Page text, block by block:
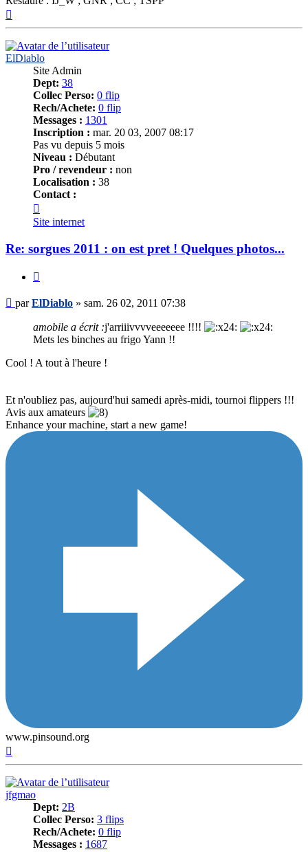
ElDiablo
Site Admin
Dept: 38
Collec Perso: 0 flip
Rech/Achete: 0 flip
Messages : 1301
Inscription : mar. 20 03, 2007 08:17
Pas vu depuis 5 mois
Niveau : Débutant
Pro / revendeur : non
Localisation : 38
Contact :
ElDiablo
Site internet
Re: sorgues 2011 : on est pret ! Quelques photos...
Message
parElDiablo » sam. 26 02, 2011 07:38
amobile a écrit :j'arriiivvvveeeeeee !!!!
Mets les binches au frigo Yann !!
Cool ! A tout à l'heure !
Et n'oubliez pas, aujourd'hui samedi après-midi, tournoi flippers !!!
Avis aux amateurs
Enhance your machine, start a new game!
www.pinsound.org
jfgmao
Dept: 2B
Collec Perso: 3 flips
Rech/Achete: 0 flip
Messages : 1687